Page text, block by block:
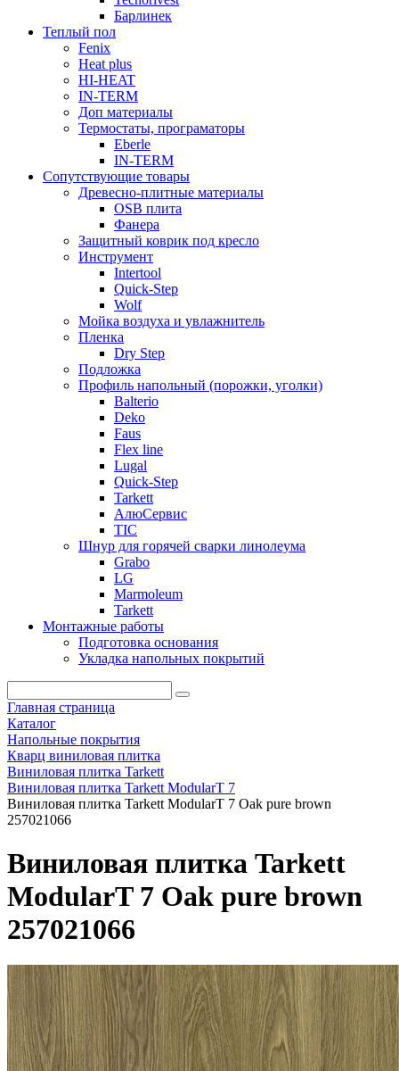
Барлинек
Теплый пол
Fenix
Heat plus
HI-HEAT
IN-TERM
Доп материалы
Термостаты, програматоры
Eberle
IN-TERM
Сопутствующие товары
Древесно-плитные материалы
OSB плита
Фанера
Защитный коврик под кресло
Инструмент
Intertool
Quick-Step
Wolf
Мойка воздуха и увлажнитель
Пленка
Dry Step
Подложка
Профиль напольный (порожки, уголки)
Balterio
Deko
Faus
Flex line
Lugal
Quick-Step
Tarkett
АлюСервис
ТІС
Шнур для горячей сварки линолеума
Grabo
LG
Marmoleum
Tarkett
Монтажные работы
Подготовка основания
Укладка напольных покрытий
Главная страница
Каталог
Напольные покрытия
Кварц виниловая плитка
Виниловая плитка Tarkett
Виниловая плитка Tarkett ModularT 7
Виниловая плитка Tarkett ModularT 7 Oak pure brown
257021066
Виниловая плитка Tarkett
ModularT 7 Oak pure brown
257021066